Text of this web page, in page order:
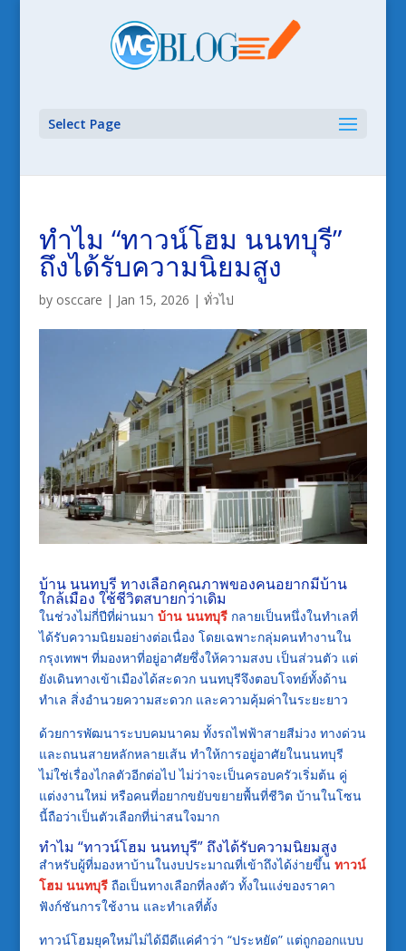
Select Page
ทำไม “ทาวน์โฮม นนทบุรี”
ถึงได้รับความนิยมสูง
by osccare | Jan 15, 2026 | ทั่วไป
บ้าน นนทบุรี ทางเลือกคุณภาพของคนอยากมีบ้าน
ใกล้เมือง ใช้ชีวิตสบายกว่าเดิม
ในช่วงไม่กี่ปีที่ผ่านมา บ้าน นนทบุรีกลายเป็นหนึ่งในทำเลที่
ได้รับความนิยมอย่างต่อเนื่อง โดยเฉพาะกลุ่มคนทำงานใน
กรุงเทพฯ ที่มองหาที่อยู่อาศัยซึ่งให้ความสงบ เป็นส่วนตัว แต่
ยังเดินทางเข้าเมืองได้สะดวก นนทบุรีจึงตอบโจทย์ทั้งด้าน
ทำเล สิ่งอำนวยความสะดวก และความคุ้มค่าในระยะยาว
ด้วยการพัฒนาระบบคมนาคม ทั้งรถไฟฟ้าสายสีม่วง ทางด่วน
และถนนสายหลักหลายเส้น ทำให้การอยู่อาศัยในนนทบุรี
ไม่ใช่เรื่องไกลตัวอีกต่อไป ไม่ว่าจะเป็นครอบครัวเริ่มต้น คู่
แต่งงานใหม่ หรือคนที่อยากขยับขยายพื้นที่ชีวิต บ้านในโซน
นี้ถือว่าเป็นตัวเลือกที่น่าสนใจมาก
ทำไม “ทาวน์โฮม นนทบุรี” ถึงได้รับความนิยมสูง
สำหรับผู้ที่มองหาบ้านในงบประมาณที่เข้าถึงได้ง่ายขึ้น ทาวน์
โฮม นนทบุรีถือเป็นทางเลือกที่ลงตัว ทั้งในแง่ของราคา
ฟังก์ชันการใช้งาน และทำเลที่ตั้ง
ทาวน์โฮมยุคใหม่ไม่ได้มีดีแค่คำว่า “ประหยัด” แต่ถูกออกแบบ